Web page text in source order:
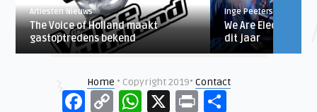
Artiesten Nieuws
The Voice of Holland maakt
gastoptredens bekend
Inge Peeters
We Are Electric
dit jaar
Home • Copyright 2019• Contact
FacebookCopy
Link
WhatsApp Print